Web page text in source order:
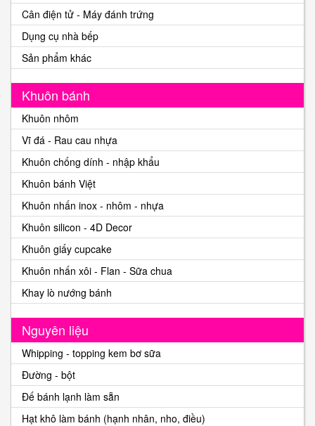
Cân điện tử - Máy đánh trứng
Dụng cụ nhà bếp
Sản phẩm khác
Khuôn bánh
Khuôn nhôm
Vĩ đá - Rau cau nhựa
Khuôn chống dính - nhập khẩu
Khuôn bánh Việt
Khuôn nhấn inox - nhôm - nhựa
Khuôn silicon - 4D Decor
Khuôn giấy cupcake
Khuôn nhấn xôi - Flan - Sữa chua
Khay lò nướng bánh
Nguyên liệu
Whipping - topping kem bơ sữa
Đường - bột
Đế bánh lạnh làm sẵn
Hạt khô làm bánh (hạnh nhân, nho, điều)